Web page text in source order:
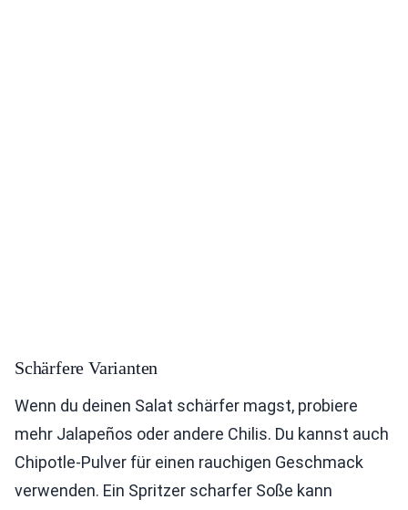
Schärfere Varianten
Wenn du deinen Salat schärfer magst, probiere
mehr Jalapeños oder andere Chilis. Du kannst auch
Chipotle-Pulver für einen rauchigen Geschmack
verwenden. Ein Spritzer scharfer Soße kann